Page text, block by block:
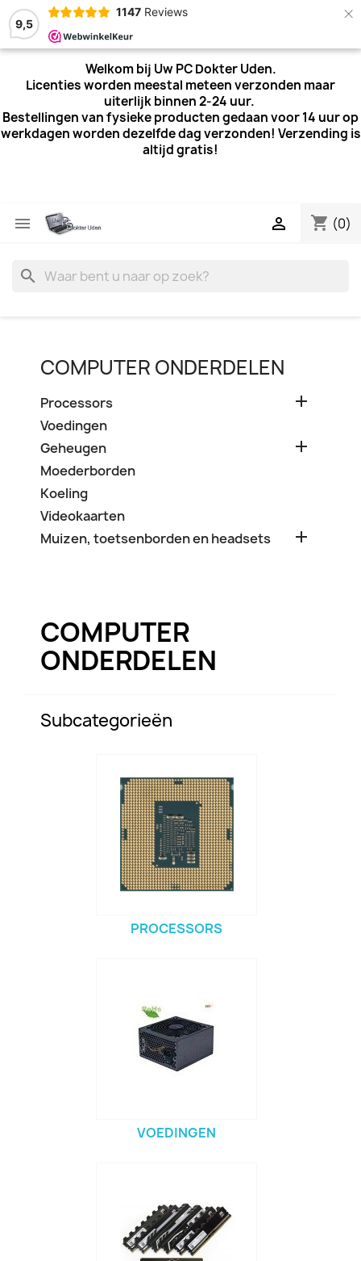
9,5
1147 Reviews ×
Welkom bij Uw PC Dokter Uden.
Licenties worden meestal meteen verzonden maar
uiterlijkbinnen 2-24 uur.
Bestellingen van fysieke producten gedaan voor 14 uur op
werkdagen worden dezelfde dag verzonden! Verzending is
altijd gratis!
 shopping_cart (0)

search
COMPUTER ONDERDELEN
Processors 
Voedingen
Geheugen

Moederborden
Koeling
Videokaarten
Muizen, toetsenborden en headsets

COMPUTER
ONDERDELEN
Subcategorieën
PROCESSORS
VOEDINGEN